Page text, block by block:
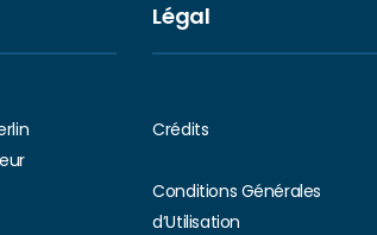
Légal
Crédits
Conditions Générales
d’Utilisation